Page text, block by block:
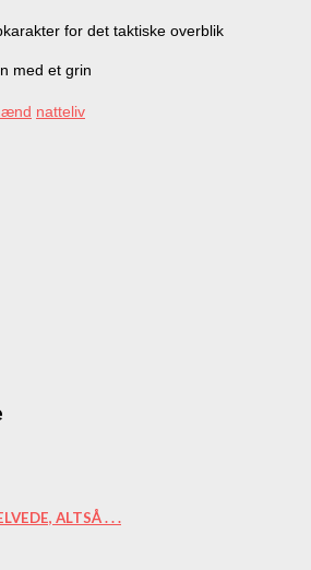
for det taktiske overblik
med et grin
natteliv
ALTSÅ . . .